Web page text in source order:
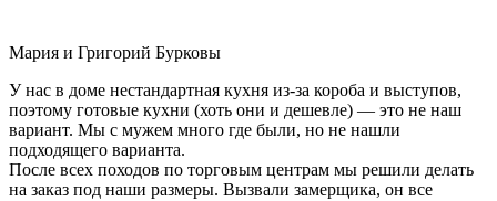
Мария и Григорий Бурковы
У нас в доме нестандартная кухня из-за короба и выступов,
поэтому готовые кухни (хоть они и дешевле) — это не наш
вариант. Мы с мужем много где были, но не нашли
подходящего варианта.
После всех походов по торговым центрам мы решили делать
на заказ под наши размеры. Вызвали замерщика, он все